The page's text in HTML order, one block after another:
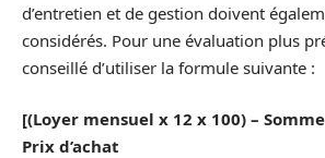
d’entretien et de gestion doivent
considérés. Pour une évaluation plus
conseillé d’utiliser la formule suivante :
[(Loyer mensuel x 12 x 100) –
Prix d’achat